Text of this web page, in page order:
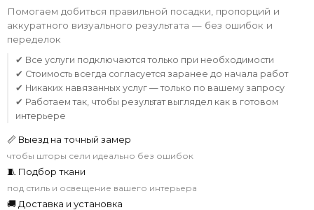
Помогаем добиться правильной посадки, пропорций и
аккуратного визуального результата — без ошибок и
переделок
✔ Все услуги подключаются только при необходимости
✔ Стоимость всегда согласуется заранее до начала работ
✔ Никаких навязанных услуг — только по вашему запросу
✔ Работаем так, чтобы результат выглядел как в готовом
интерьере
📏 Выезд на точный замер
чтобы шторы сели идеально без ошибок
🧵 Подбор ткани
под стиль и освещение вашего интерьера
🚚 Доставка и установка